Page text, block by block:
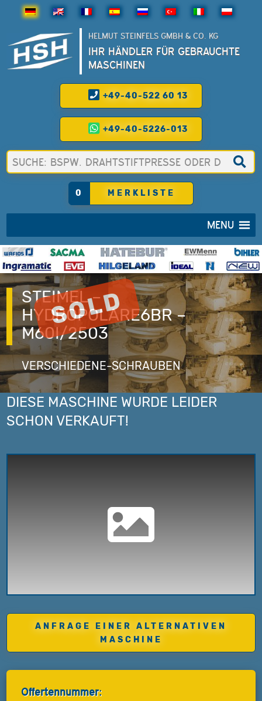
HELMUT STEINFELS GMBH & CO. KG
IHR HÄNDLER FÜR GEBRAUCHTE
MASCHINEN
+49-40-522 60 13
+49-40-5226-013
0 MERKLISTE
MENU
STEIMEL –
HYDROPOLARE6BR –
M60I/2503
VERSCHIEDENE-SCHRAUBEN
DIESE MASCHINE WURDE LEIDER
SCHON VERKAUFT!
ANFRAGE EINER ALTERNATIVEN
MASCHINE
Offertennummer: